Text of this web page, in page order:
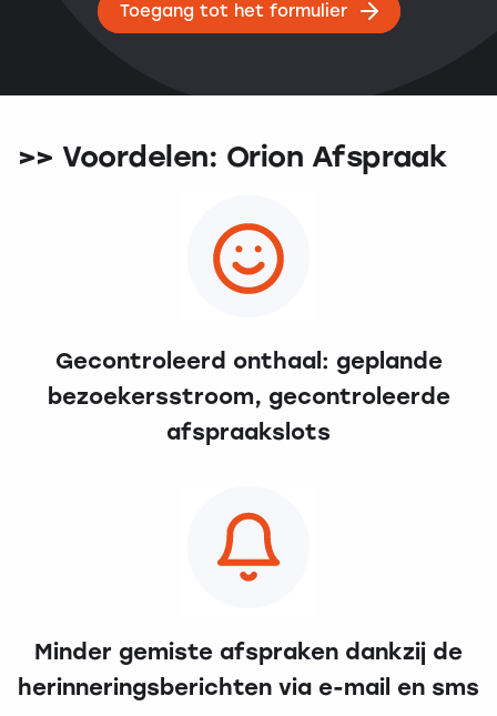
Toegang tot het formulier
>> Voordelen: Orion Afspraak
Gecontroleerd onthaal: geplande
bezoekersstroom, gecontroleerde
afspraakslots
Minder gemiste afspraken dankzij de
herinneringsberichten via e-mail en sms